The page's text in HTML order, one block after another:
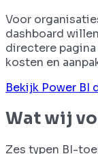
Voor
dashboard
directere pagina
kosten en
Bekijk Power BI
Wat wij
Zes typen BI-